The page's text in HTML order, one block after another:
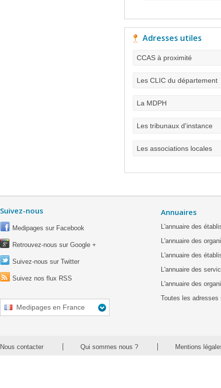
Adresses utiles
CCAS à proximité
Les CLIC du département
La MDPH
Les tribunaux d'instance
Les associations locales
Suivez-nous
Medipages sur Facebook
Retrouvez-nous sur Google +
Suivez-nous sur Twitter
Suivez nos flux RSS
Medipages en France
Annuaires
L'annuaire des
L'annuaire des
L'annuaire des
L'annuaire des
L'annuaire des
Toutes les adresses
Nous contacter Qui sommes nous ? Mentions